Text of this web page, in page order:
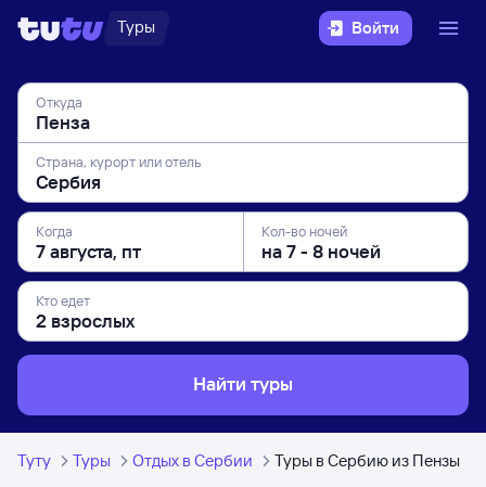
Туры Войти
Откуда
Страна, курорт или отель
Когда Кол-во ночей
Кто едет
Найти туры
Туту Туры Отдых в Сербии Туры в Сербию из Пензы